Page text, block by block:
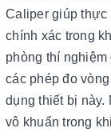
Caliper giúp thực
chính xác trong
phòng thí
các phép đo
dụng thiết bị này.
vô khuẩn trong